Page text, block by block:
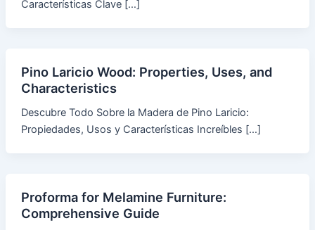
Características Clave […]
Pino Laricio Wood: Properties, Uses, and
Characteristics
Descubre Todo Sobre la Madera de Pino Laricio:
Propiedades, Usos y Características Increíbles […]
Proforma for Melamine Furniture:
Comprehensive Guide